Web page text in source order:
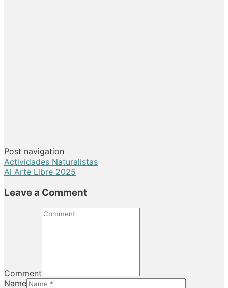
Post navigation
Actividades Naturalistas
Al Arte Libre 2025
Leave a Comment
Comment
Name